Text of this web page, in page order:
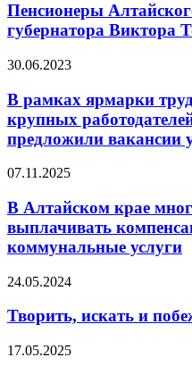
Пенсионеры
губернатора Виктора
30.06.2023
В рамках ярмарки
крупных
предложили вакансии
07.11.2025
В Алтайском крае
выплачивать
коммунальные услуги
24.05.2024
Творить, искать и
17.05.2025